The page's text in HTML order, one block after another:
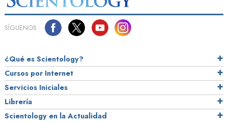
SÍGUENOS
¿Qué es Scientology?
Cursos por Internet
Servicios Iniciales
Librería
Scientology en la Actualidad